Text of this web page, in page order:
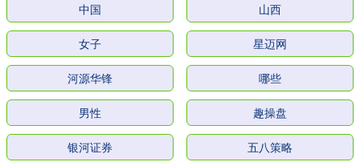
中国 山西
女子 星迈网
河源华锋 哪些
男性 趣操盘
银河证券 五八策略